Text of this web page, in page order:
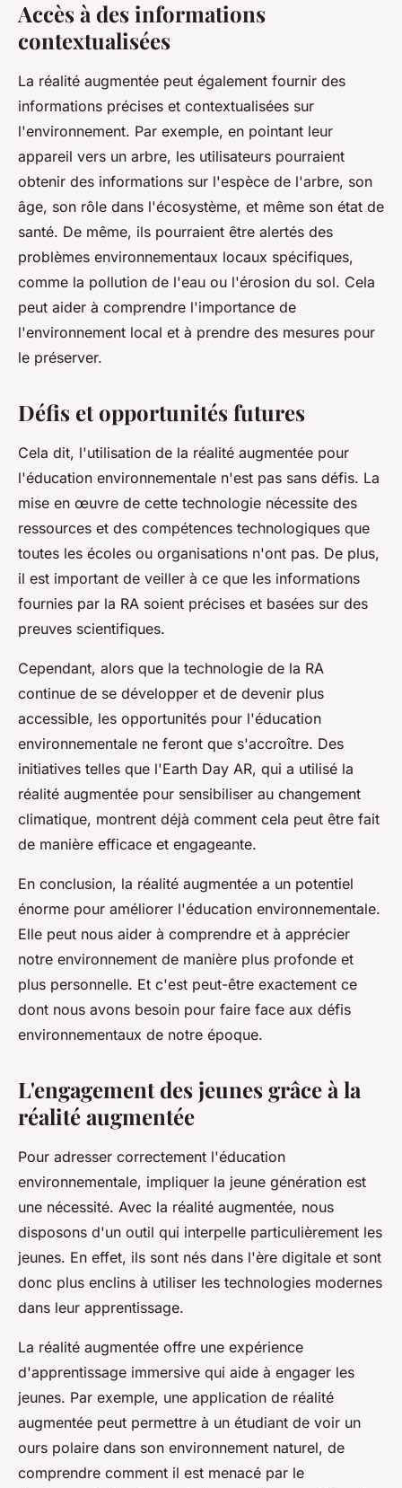
Accès à des informations
contextualisées
La réalité augmentée peut également fournir des
informations précises et contextualisées sur
l'environnement. Par exemple, en pointant leur
appareil vers un arbre, les utilisateurs pourraient
obtenir des informations sur l'espèce de l'arbre, son
âge, son rôle dans l'écosystème, et même son état de
santé. De même, ils pourraient être alertés des
problèmes environnementaux locaux spécifiques,
comme la pollution de l'eau ou l'érosion du sol. Cela
peut aider à comprendre l'importance de
l'environnement local et à prendre des mesures pour
le préserver.
Défis et opportunités futures
Cela dit, l'utilisation de la réalité augmentée pour
l'éducation environnementale n'est pas sans défis. La
mise en œuvre de cette technologie nécessite des
ressources et des compétences technologiques que
toutes les écoles ou organisations n'ont pas. De plus,
il est important de veiller à ce que les informations
fournies par la RA soient précises et basées sur des
preuves scientifiques.
Cependant, alors que la technologie de la RA
continue de se développer et de devenir plus
accessible, les opportunités pour l'éducation
environnementale ne feront que s'accroître. Des
initiatives telles que l'Earth Day AR, qui a utilisé la
réalité augmentée pour sensibiliser au changement
climatique, montrent déjà comment cela peut être fait
de manière efficace et engageante.
En conclusion, la réalité augmentée a un potentiel
énorme pour améliorer l'éducation environnementale.
Elle peut nous aider à comprendre et à apprécier
notre environnement de manière plus profonde et
plus personnelle. Et c'est peut-être exactement ce
dont nous avons besoin pour faire face aux défis
environnementaux de notre époque.
L'engagement des jeunes grâce à la
réalité augmentée
Pour adresser correctement l'éducation
environnementale, impliquer la jeune génération est
une nécessité. Avec la réalité augmentée, nous
disposons d'un outil qui interpelle particulièrement les
jeunes. En effet, ils sont nés dans l'ère digitale et sont
donc plus enclins à utiliser les technologies modernes
dans leur apprentissage.
La réalité augmentée offre une expérience
d'apprentissage immersive qui aide à engager les
jeunes. Par exemple, une application de réalité
augmentée peut permettre à un étudiant de voir un
ours polaire dans son environnement naturel, de
comprendre comment il est menacé par le